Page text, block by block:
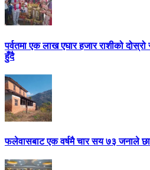
पर्वतमा एक लाख एघार हजार राशीको
हुँदै
फलेवासबाट एक वर्षमै चार सय ७३ जनाले